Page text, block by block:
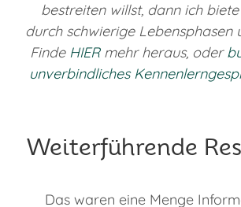
bestreiten willst, dann ich
durch schwierige Lebensphasen
Finde HIERmehr heraus, oder
unverbindliches
Weiterführende
Das waren eine Menge